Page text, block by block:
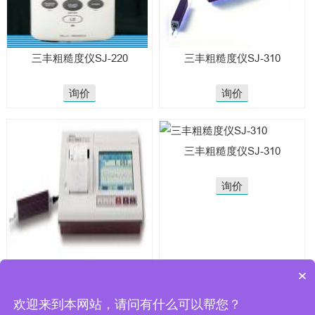
三丰粗糙度仪SJ-220
询价
三丰粗糙度仪SJ-310
询价
询价
三丰粗糙度仪SJ-310
询价
×
欢迎来到本网站，请问有什么可以帮您？